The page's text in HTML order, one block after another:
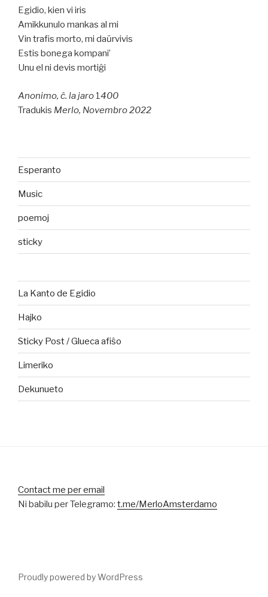
Egidio, kien vi iris
Amikkunulo mankas al mi
Vin trafis morto, mi daŭrvivis
Estis bonega kompani’
Unu el ni devis mortiĝi
Anonimo, ĉ. la jaro 1 400
Tradukis Merlo, Novembro 2022
Esperanto
Music
poemoj
sticky
La Kanto de Egidio
Hajko
Sticky Post / Glueca afiŝo
Limeriko
Dekunueto
Contact me per email
Ni babilu per Telegramo: t.me/MerloAmsterdamo
Proudly powered by WordPress